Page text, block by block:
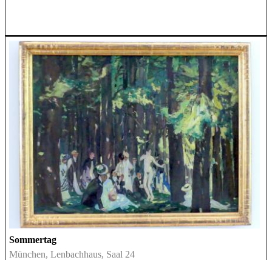
Sommertag
München, Lenbachhaus, Saal 24